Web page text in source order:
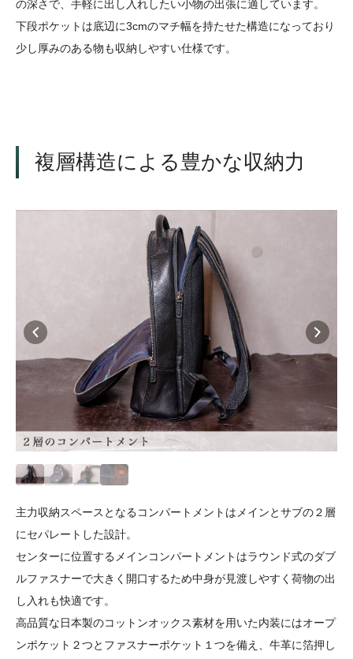
の深さで、手軽に出し入れしたい小物の出張に適しています。
下段ポケットは底辺に3cmのマチ幅を持たせた構造になっており
少し厚みのある物も収納しやすい仕様です。
複層構造による豊かな収納力
主力収納スペースとなるコンパートメントはメインとサブの２層
にセパレートした設計。
センターに位置するメインコンパートメントはラウンド式のダブ
ルファスナーで大きく開口するため中身が見渡しやすく荷物の出
し入れも快適です。
高品質な日本製のコットンオックス素材を用いた内装にはオープ
ンポケット２つとファスナーポケット１つを備え、牛革に箔押し